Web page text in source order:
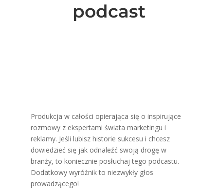
podcast
Produkcja w całości opierająca się o inspirujące
rozmowy z ekspertami świata marketingu i
reklamy. Jeśli lubisz historie sukcesu i chcesz
dowiedzieć się jak odnaleźć swoją drogę w
branży, to koniecznie posłuchaj tego podcastu.
Dodatkowy wyróżnik to niezwykły głos
prowadzącego!